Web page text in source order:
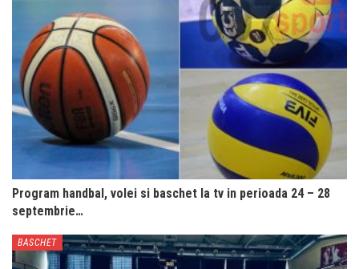
Program handbal, volei si baschet la tv in perioada 24 – 28
septembrie…
BASCHET